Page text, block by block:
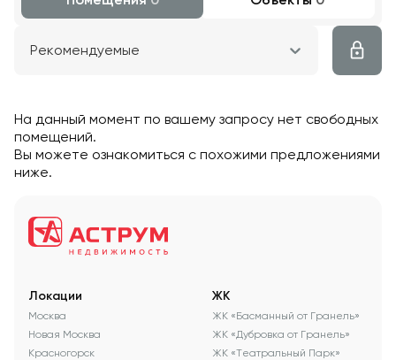
Рекомендуемые
На данный момент по вашему запросу нет свободных
помещений.
Вы можете ознакомиться с похожими предложениями
ниже.
Локации
Москва
Новая Москва
Красногорск
ЖК
ЖК «Басманный от Гранель»
ЖК «Дубровка от Гранель»
ЖК «Театральный Парк»